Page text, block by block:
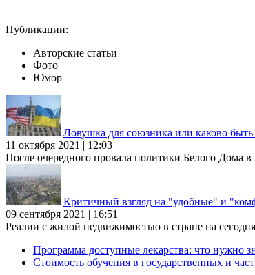
Публикации:
Авторские статьи
Фото
Юмор
Ловушка для союзника или каково
11 октября 2021 | 12:03
После очередного провала политики Белого Дома
Критичный взгляд на "удобные" и
09 сентября 2021 | 16:51
Реалии с жилой недвижимостью в стране на
Программа доступные лекарства: что нужно
Стоимость обучения в государственных и